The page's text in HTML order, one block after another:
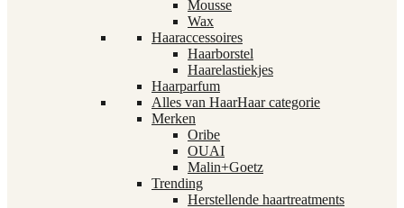
Mousse
Wax
Haaraccessoires
Haarborstel
Haarelastiekjes
Haarparfum
Alles van HaarHaar categorie
Merken
Oribe
OUAI
Malin+Goetz
Trending
Herstellende haartreatments